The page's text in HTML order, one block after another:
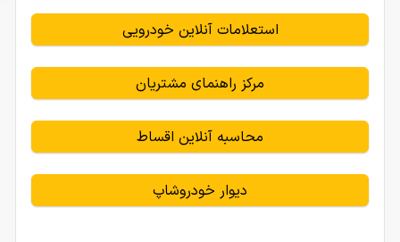
استعلامات آنلاین خودرویی
مرکز راهنمای مشتریان
محاسبه آنلاین اقساط
دیوار خودروشاپ